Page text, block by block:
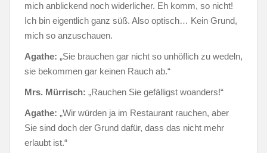
mich anblickend noch widerlicher. Eh komm, so nicht!
Ich bin eigentlich ganz süß. Also optisch… Kein Grund,
mich so anzuschauen.
Agathe: „Sie brauchen gar nicht so unhöflich zu wedeln,
sie bekommen gar keinen Rauch ab.“
Mrs. Mürrisch: „Rauchen Sie gefälligst woanders!“
Agathe: „Wir würden ja im Restaurant rauchen, aber
Sie sind doch der Grund dafür, dass das nicht mehr
erlaubt ist.“